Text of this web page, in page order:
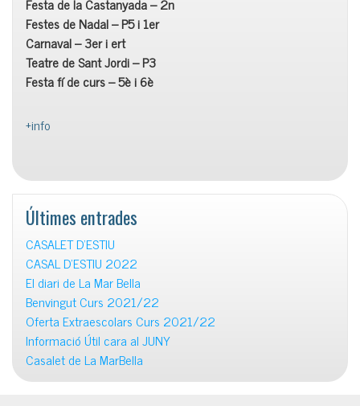
Festes de Nadal – P5 i 1er
Carnaval – 3er i ert
Teatre de Sant Jordi – P3
Festa fí de curs – 5è i 6è
+info
Últimes entrades
CASALET D’ESTIU
CASAL D’ESTIU 2022
El diari de La Mar Bella
Benvingut Curs 2021/22
Oferta Extraescolars Curs 2021/22
Informació Útil cara al JUNY
Casalet de La MarBella